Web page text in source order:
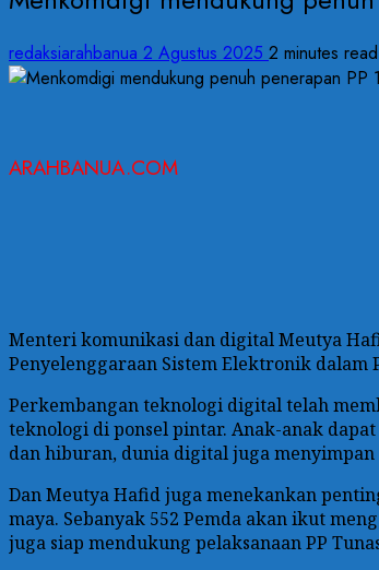
redaksiarahbanua 2 Agustus 2025 2 minutes read
ARAHBANUA.COM
Menteri komunikasi dan digital Meutya
Penyelenggaraan Sistem Elektronik dalam
Perkembangan teknologi digital telah
teknologi di ponsel pintar. Anak-anak
dan hiburan, dunia digital juga
Dan Meutya Hafid juga menekankan
maya. Sebanyak 552 Pemda akan ikut
juga siap mendukung pelaksanaan PP